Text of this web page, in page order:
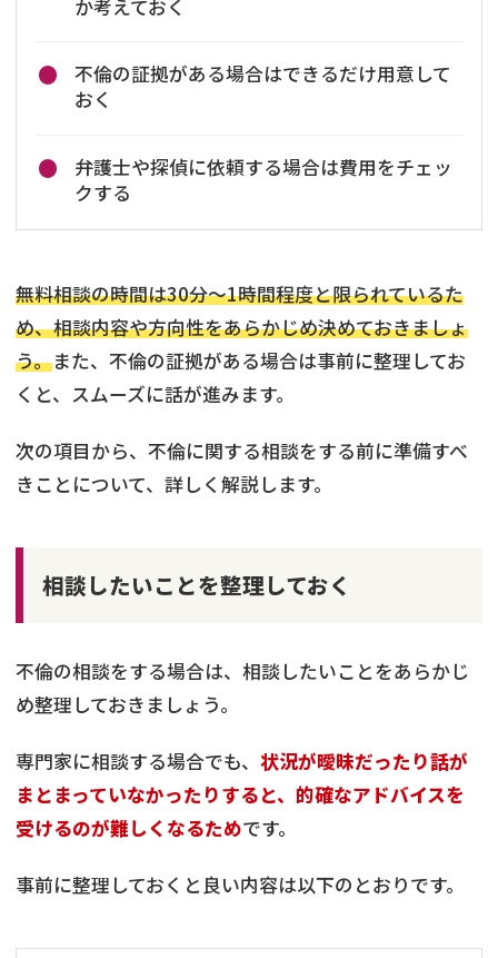
か考えておく
不倫の証拠がある場合はできるだけ用意して
おく
弁護士や探偵に依頼する場合は費用をチェッ
クする
無料相談の時間は30分〜1時間程度と限られているた
め、相談内容や方向性をあらかじめ決めておきましょ
う。また、不倫の証拠がある場合は事前に整理してお
くと、スムーズに話が進みます。
次の項目から、不倫に関する相談をする前に準備すべ
きことについて、詳しく解説します。
相談したいことを整理しておく
不倫の相談をする場合は、相談したいことをあらかじ
め整理しておきましょう。
専門家に相談する場合でも、 状況が曖昧だったり話が
まとまっていなかったりすると、的確なアドバイスを
受けるのが難しくなるためです。
事前に整理しておくと良い内容は以下のとおりです。